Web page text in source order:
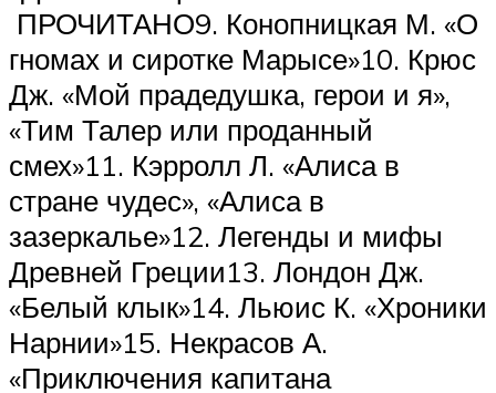
ПРОЧИТАНО9. Конопницкая М. «О
гномах и сиротке Марысе»10. Крюс
Дж. «Мой прадедушка, герои и я»,
«Тим Талер или проданный
смех»11. Кэрролл Л. «Алиса в
стране чудес», «Алиса в
зазеркалье»12. Легенды и мифы
Древней Греции13. Лондон Дж.
«Белый клык»14. Льюис К. «Хроники
Нарнии»15. Некрасов А.
«Приключения капитана